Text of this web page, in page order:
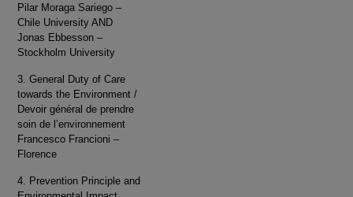
Pilar Moraga Sariego –
Chile University AND
Jonas Ebbesson –
Stockholm University
3. General Duty of Care
towards the Environment /
Devoir général de prendre
soin de l’environnement
Francesco Francioni –
Florence
4. Prevention Principle and